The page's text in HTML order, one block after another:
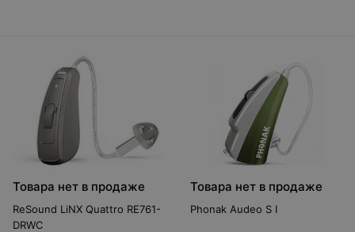
Товара нет в продаже
ReSound LiNX Quattro RE761-
DRWC
Товара нет в продаже
Phonak Audeo S I